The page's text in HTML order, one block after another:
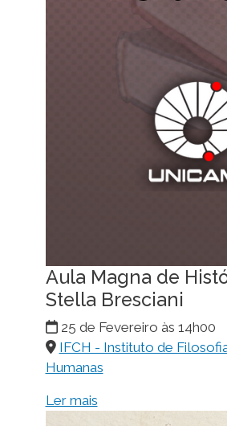
Aula Magna de
Stella Bresciani
25 de Fevereiro às 14h00
IFCH - Instituto de
Humanas
Ler mais